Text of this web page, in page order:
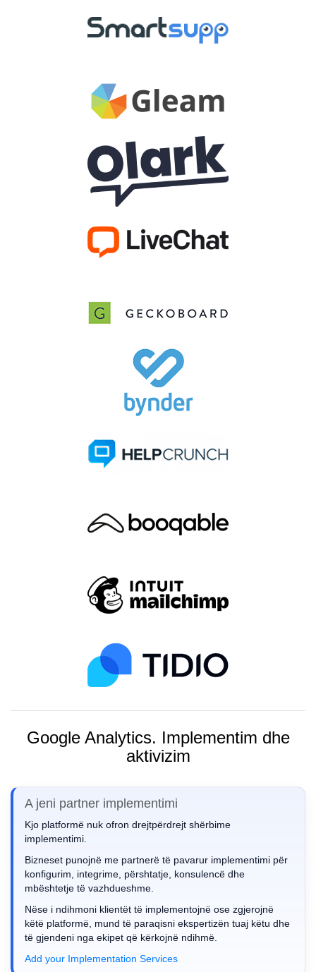
Google Analytics. Implementim dhe
aktivizim
A jeni partner implementimi
Kjo platformë nuk ofron drejtpërdrejt shërbime
implementimi.
Bizneset punojnë me partnerë të pavarur implementimi për
konfigurim, integrime, përshtatje, konsulencë dhe
mbështetje të vazhdueshme.
Nëse i ndihmoni klientët të implementojnë ose zgjerojnë
këtë platformë, mund të paraqisni ekspertizën tuaj këtu dhe
të gjendeni nga ekipet që kërkojnë ndihmë.
Add your Implementation Services